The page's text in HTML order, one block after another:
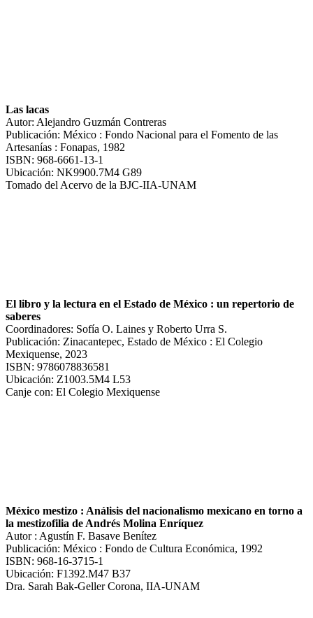
Las lacas
Autor: Alejandro Guzmán Contreras
Publicación: México : Fondo Nacional para el Fomento de las
Artesanías : Fonapas, 1982
ISBN: 968-6661-13-1
Ubicación: NK9900.7M4 G89
Tomado del Acervo de la BJC-IIA-UNAM
El libro y la lectura en el Estado de México : un repertorio de
saberes
Coordinadores: Sofía O. Laines y Roberto Urra S.
Publicación: Zinacantepec, Estado de México : El Colegio
Mexiquense, 2023
ISBN: 9786078836581
Ubicación: Z1003.5M4 L53
Canje con: El Colegio Mexiquense
México mestizo : Análisis del nacionalismo mexicano en torno a
la mestizofilia de Andrés Molina Enríquez
Autor : Agustín F. Basave Benítez
Publicación: México : Fondo de Cultura Económica, 1992
ISBN: 968-16-3715-1
Ubicación: F1392.M47 B37
Dra. Sarah Bak-Geller Corona, IIA-UNAM